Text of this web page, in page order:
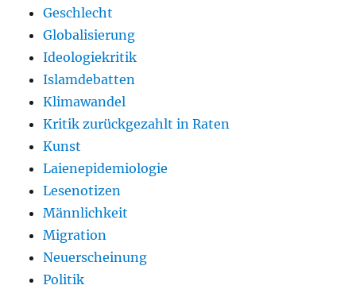
Geschlecht
Globalisierung
Ideologiekritik
Islamdebatten
Klimawandel
Kritik zurückgezahlt in Raten
Kunst
Laienepidemiologie
Lesenotizen
Männlichkeit
Migration
Neuerscheinung
Politik